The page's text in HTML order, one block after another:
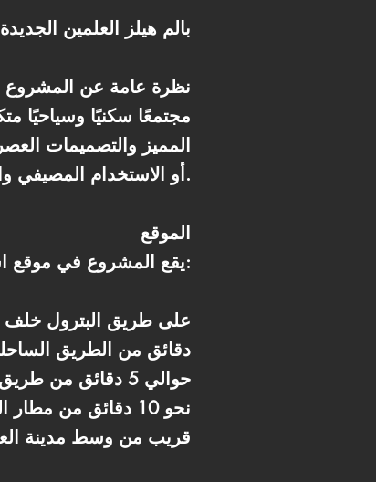
Palm Hills New Alamein – بالم هيلز العلمين الجديدة
نظرة عامة عن المشروع
المميز والتصميمات
أو الاستخدام المصيفي والاستثماري.
الموقع
يقع المشروع في موقع استراتيجي داخل مدينة العلمين الجديدة:
* على طريق البترول خلف
* دقائق من الطريق
* حوالي 5 دقائق من طريق وادي النطرون
* نحو 10 دقائق من مطار العلمين الدولي ومطار برج العرب
* قريب من وسط مدينة